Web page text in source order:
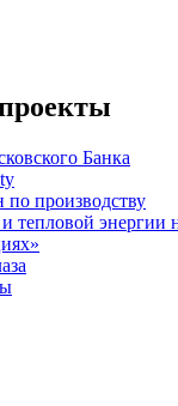
Банка
производству
тепловой энергии